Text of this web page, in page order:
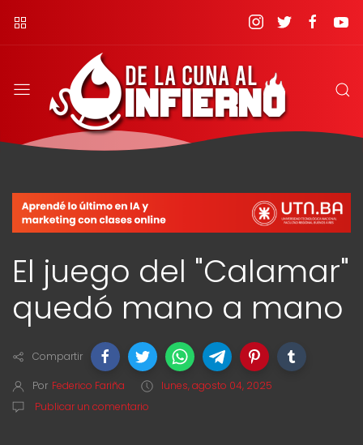
El juego del "Calamar"
quedó mano a mano
Compartir
Por Federico Fariña
lunes, agosto 04, 2025
Publicar un comentario